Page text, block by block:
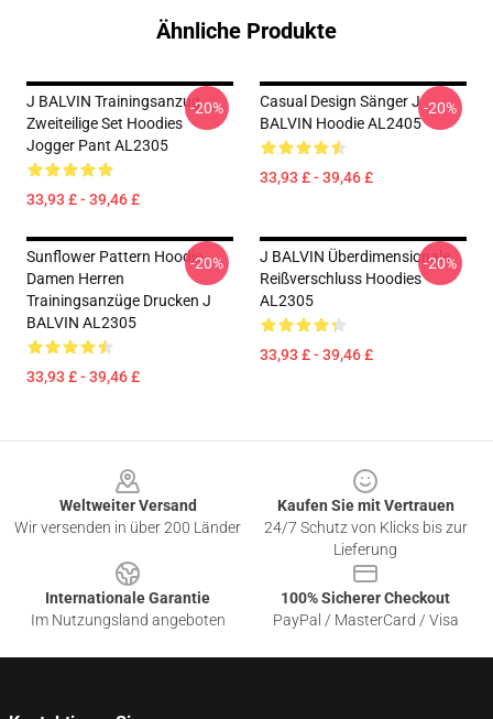
Ähnliche Produkte
J BALVIN Trainingsanzug
Zweiteilige Set Hoodies
Jogger Pant AL2305
33,93 £ - 39,46 £
-20%
Casual Design Sänger J
BALVIN Hoodie AL2405
33,93 £ - 39,46 £
-20%
Sunflower Pattern Hoodie
Damen Herren
Trainingsanzüge Drucken J
BALVIN AL2305
33,93 £ - 39,46 £
-20%
J BALVIN Überdimensionale
Reißverschluss Hoodies
AL2305
33,93 £ - 39,46 £
-20%
Weltweiter Versand
Wir versenden in über 200 Länder
Kaufen Sie mit Vertrauen
24/7 Schutz von Klicks bis zur
Lieferung
Internationale Garantie
Im Nutzungsland angeboten
100% Sicherer Checkout
PayPal / MasterCard / Visa